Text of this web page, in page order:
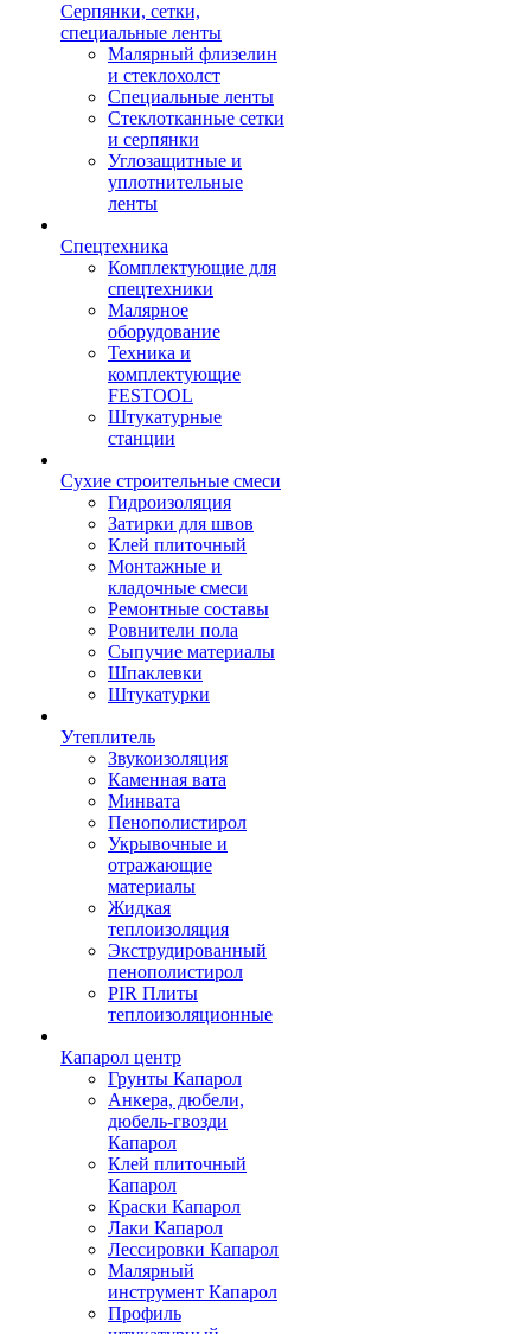
Серпянки, сетки,
специальные ленты
Малярный флизелин
и стеклохолст
Специальные ленты
Стеклотканные сетки
и серпянки
Углозащитные и
уплотнительные
ленты
Спецтехника
Комплектующие для
спецтехники
Малярное
оборудование
Техника и
комплектующие
FESTOOL
Штукатурные
станции
Сухие строительные смеси
Гидроизоляция
Затирки для швов
Клей плиточный
Монтажные и
кладочные смеси
Ремонтные составы
Ровнители пола
Сыпучие материалы
Шпаклевки
Штукатурки
Утеплитель
Звукоизоляция
Каменная вата
Минвата
Пенополистирол
Укрывочные и
отражающие
материалы
Жидкая
теплоизоляция
Экструдированный
пенополистирол
PIR Плиты
теплоизоляционные
Капарол центр
Грунты Капарол
Анкера, дюбели,
дюбель-гвозди
Капарол
Клей плиточный
Капарол
Краски Капарол
Лаки Капарол
Лессировки Капарол
Малярный
инструмент Капарол
Профиль